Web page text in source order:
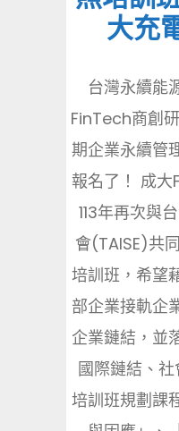
大充
台灣永續能
FinTech商創
期企業永續管
報名了！ 成
113年再次與
會(TAISE)共
培訓班，希望
部企業接軌企
企業鏈結，並
國際鏈結、
培訓班規劃課